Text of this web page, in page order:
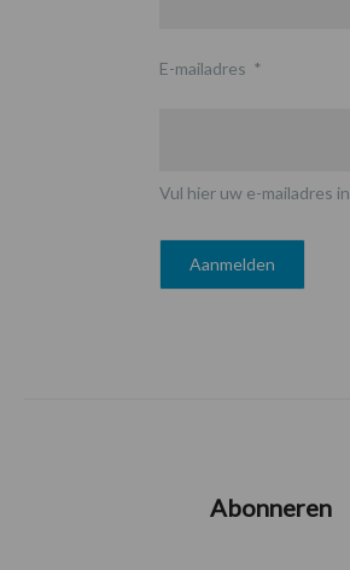
E-mailadres *
Vul hier uw e-mailadres in
Abonneren